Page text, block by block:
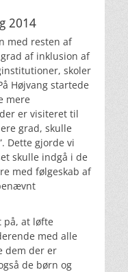
2014
med resten af
af inklusion af
skoler
Højvang startede
mere
er visiteret til
grad, skulle
Dette gjorde vi
skulle indgå i de
med følgeskab af
på, at løfte
med alle
dem der er
de børn og